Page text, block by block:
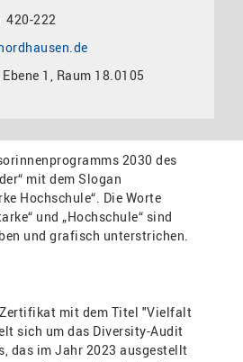
420-222
1, Raum 18.0105